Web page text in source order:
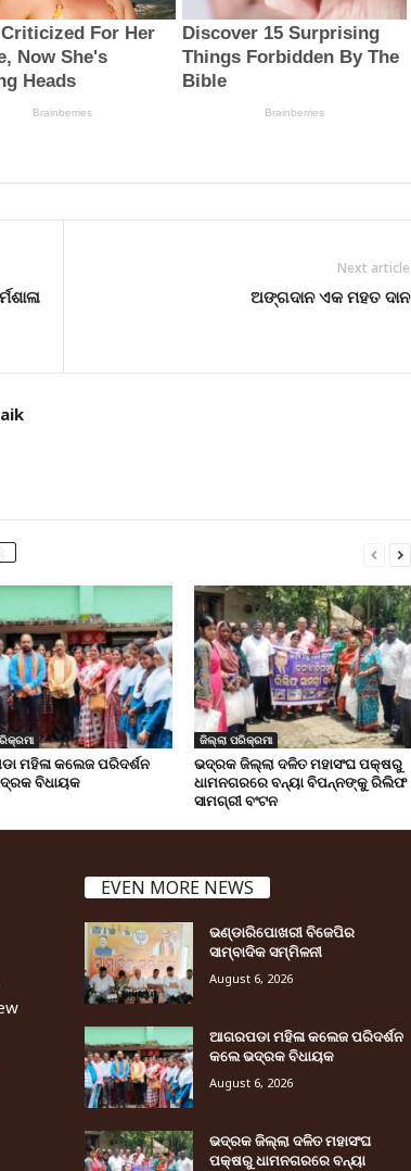
Next article
ଅଙ୍ଗଦାନ ଏକ ମହତ ଦାନ
ମହିଳା କଲେଜ ପରିଦର୍ଶନ
ବିଧାୟକ
ଜିଲ୍ଲା ପରିକ୍ରମା
ଭଦ୍ରକ ଜିଲ୍ଲା ଦଳିତ ମହାସଂଘ ପକ୍ଷରୁ
ଧାମନଗରରେ ବନ୍ୟା ବିପନ୍ନଙ୍କୁ ରିଲିଫ
ସାମଗ୍ରୀ ବଂଟନ
EVEN MORE NEWS
ଭଣ୍ଡାରିପୋଖରୀ ବିଜେପିର
ସାମ୍ବାଦିକ ସମ୍ମିଳନୀ
August 6, 2026
ଆଗରପଡା ମହିଳା କଲେଜ ପରିଦର୍ଶନ
କଲେ ଭଦ୍ରକ ବିଧାୟକ
August 6, 2026
ଭଦ୍ରକ ଜିଲ୍ଲା ଦଳିତ ମହାସଂଘ
ପକ୍ଷରୁ ଧାମନଗରରେ ବନ୍ୟା